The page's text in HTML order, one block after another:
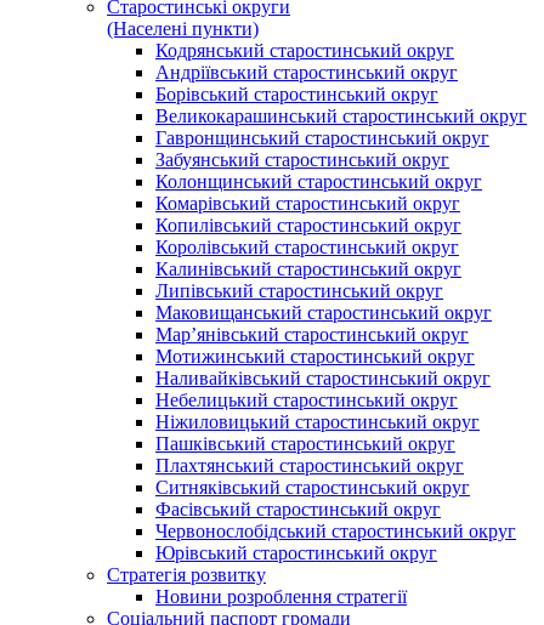
Старостинські округи
(Населені пункти)
Кодрянський старостинський округ
Андріївський старостинський округ
Борівський старостинський округ
Великокарашинський старостинський округ
Гавронщинський старостинський округ
Забуянський старостинський округ
Колонщинський старостинський округ
Комарівський старостинський округ
Копилівський старостинський округ
Королівський старостинський округ
Калинівський старостинський округ
Липівський старостинський округ
Маковищанський старостинський округ
Мар’янівський старостинський округ
Мотижинський старостинський округ
Наливайківський старостинський округ
Небелицький старостинський округ
Ніжиловицький старостинський округ
Пашківський старостинський округ
Плахтянський старостинський округ
Ситняківський старостинський округ
Фасівський старостинський округ
Червонослобідський старостинський округ
Юрівський старостинський округ
Стратегія розвитку
Новини розроблення стратегії
Соціальний паспорт громади